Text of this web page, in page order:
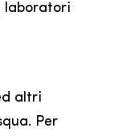
laboratori
altri
Per